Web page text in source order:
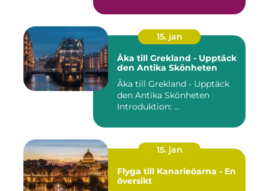
15. jan
Åka till Grekland - Upptäck
den Antika Skönheten
Åka till Grekland - Upptäck
den Antika Skönheten
Introduktion: ...
15. jan
Flyga till Kanarieöarna - En
översikt